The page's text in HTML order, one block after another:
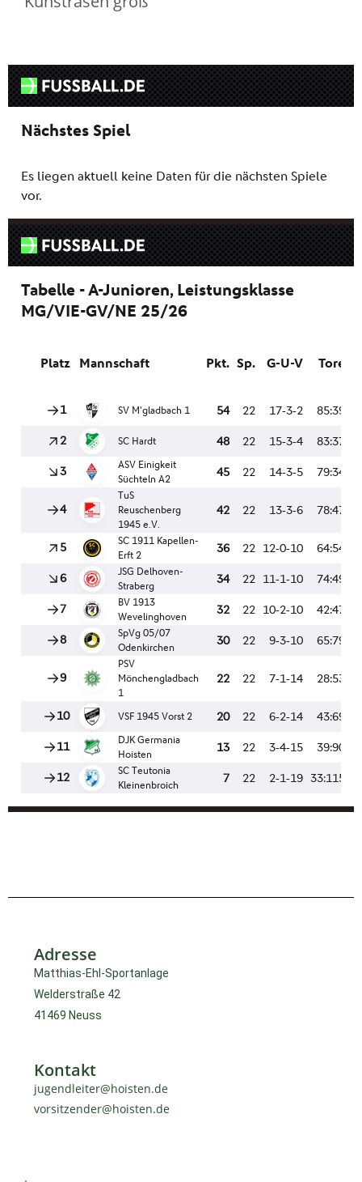
Adresse
Matthias-Ehl-Sportanlage
Welderstraße 42
41469 Neuss
Kontakt
jugendleiter@hoisten.de
vorsitzender@hoisten.de